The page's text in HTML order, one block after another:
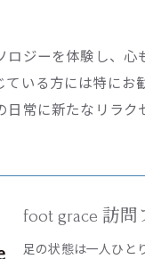
ロジーを体験し、
ている方には特に
常に新たなリラク
foot grace 訪
足の状態は一人ひと